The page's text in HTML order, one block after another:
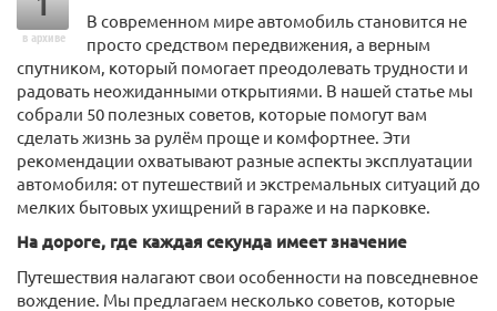
в архиве
В современном мире автомобиль становится не
просто средством передвижения, а верным
спутником, который помогает преодолевать трудности и
радовать неожиданными открытиями. В нашей статье мы
собрали 50 полезных советов, которые помогут вам
сделать жизнь за рулём проще и комфортнее. Эти
рекомендации охватывают разные аспекты эксплуатации
автомобиля: от путешествий и экстремальных ситуаций до
мелких бытовых ухищрений в гараже и на парковке.
На дороге, где каждая секунда имеет значение
Путешествия налагают свои особенности на повседневное
вождение. Мы предлагаем несколько советов, которые